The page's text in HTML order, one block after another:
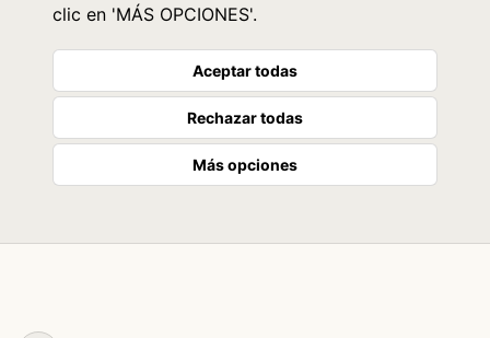
clic en 'MÁS OPCIONES'.
Aceptar todas
Rechazar todas
Más opciones